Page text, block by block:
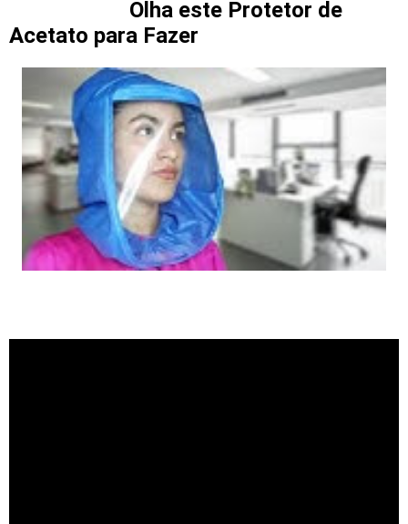
Olha este Protetor de
Acetato para Fazer